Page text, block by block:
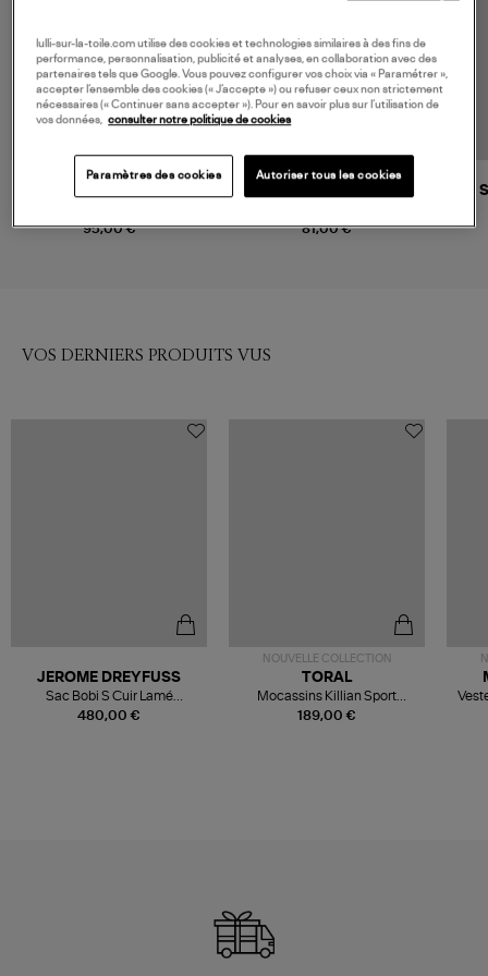
95,00 €
81,00 €
VOS DERNIERS PRODUITS VUS
480,00 €
JEROME DREYFUSS
Sac Bobi S Cuir Lamé
Champagne
NOUVELLE COLLECTION
189,00 €
TORAL
Mocassins Killian Sport
Mousse
lulli-sur-la-toile.com utilise des cookies et technologies similaires à des fins de
performance, personnalisation, publicité et analyses, en collaboration avec des
partenaires tels que Google. Vous pouvez configurer vos choix via « Paramétrer »,
accepter l’ensemble des cookies (« J’accepte ») ou refuser ceux non strictement
nécessaires (« Continuer sans accepter »). Pour en savoir plus sur l’utilisation de
vos données,
consulter notre politique de cookies
Paramètres des cookies Autoriser tous les cookies